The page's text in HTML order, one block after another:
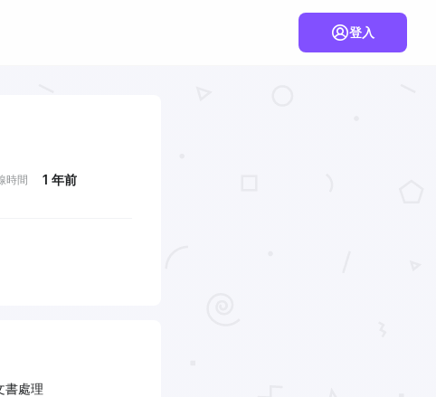
登入
時間 1 年前
書處理